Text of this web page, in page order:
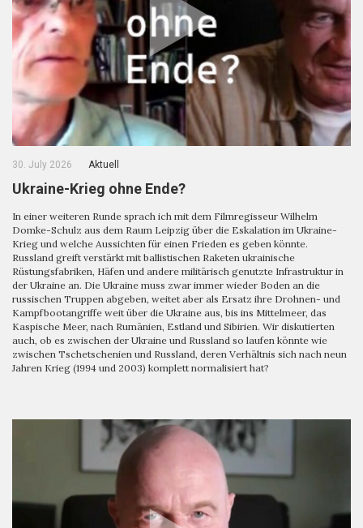
30. July 2026 Aktuell
Ukraine-Krieg ohne Ende?
In einer weiteren Runde sprach ich mit dem Filmregisseur Wilhelm
Domke-Schulz aus dem Raum Leipzig über die Eskalation im Ukraine-
Krieg und welche Aussichten für einen Frieden es geben könnte.
Russland greift verstärkt mit ballistischen Raketen ukrainische
Rüstungsfabriken, Häfen und andere militärisch genutzte Infrastruktur in
der Ukraine an. Die Ukraine muss zwar immer wieder Boden an die
russischen Truppen abgeben, weitet aber als Ersatz ihre Drohnen- und
Kampfbootangriffe weit über die Ukraine aus, bis ins Mittelmeer, das
Kaspische Meer, nach Rumänien, Estland und Sibirien. Wir diskutierten
auch, ob es zwischen der Ukraine und Russland so laufen könnte wie
zwischen Tschetschenien und Russland, deren Verhältnis sich nach neun
Jahren Krieg (1994 und 2003) komplett normalisiert hat?